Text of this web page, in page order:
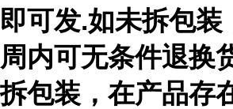
即可发.如未拆包装
周内可无条件退换
拆包装，在产品存